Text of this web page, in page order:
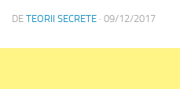
DE TEORII SECRETE · 09/12/2017